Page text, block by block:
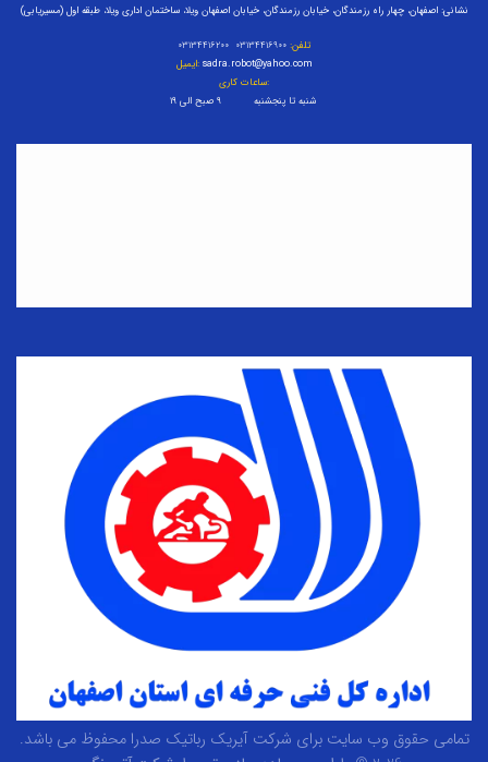
نشانی: اصفهان، چهار راه رزمندگان، خیابان رزمندگان، خیابان اصفهان ویلا، ساختمان اداری ویلا، طبقه اول (مسیریابی)
تلفن:
ایمیل: sadra.robot@yahoo.com
ساعات کاری:
شنبه تا پنجشنبه ۹ صبح الی ۱۹
تمامی حقوق وب سایت برای شرکت آیریک رباتیک صدرا محفوظ می باشد.